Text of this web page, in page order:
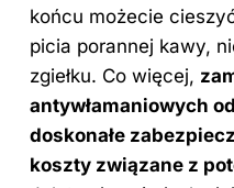
końcu możecie
picia porannej kawy,
zgiełku. Co więcej,
antywłamaniowych
doskonałe
koszty związane z